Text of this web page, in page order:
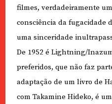
filmes, verdadeiramente
consciência da fugacidade
uma sinceridade
De 1952 é Lightning/
preferidos, que não faz
adaptação de um livro de
com Takamine Hideko, é